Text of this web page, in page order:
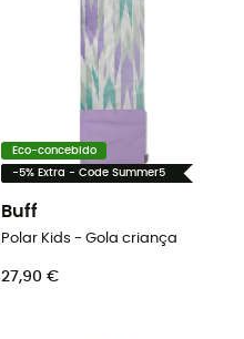
Eco-concebido
-5% Extra - Code Summer5
Buff
Polar Kids - Gola criança
27,90 €